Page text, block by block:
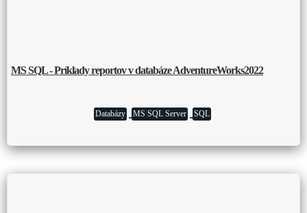
MS SQL - Príklady reportov v databáze AdventureWorks2022
Databázy MS SQL Server SQL